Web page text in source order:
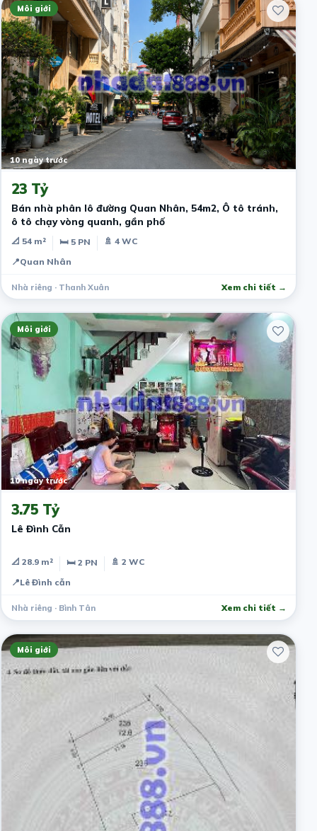
Môi giới
10 ngày trước
23 Tỷ
Bán nhà phân lô đường Quan Nhân, 54m2, Ô tô tránh,
ô tô chạy vòng quanh, gần phố
📐 54 m² 🛏 5 PN
🚿 4 WC
📍Quan Nhân
Nhà riêng · Thanh Xuân Xem chi tiết →
Môi giới
10 ngày trước
3.75 Tỷ
Lê Đình Cẫn
📐 28.9 m² 🛏 2 PN
🚿 2 WC
📍Lê Đình cẫn
Nhà riêng · Bình Tân Xem chi tiết →
Môi giới